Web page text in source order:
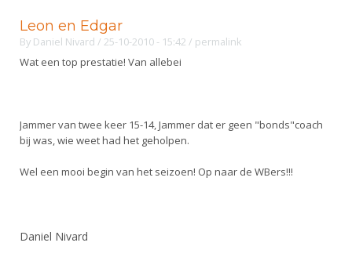
Promotie en logo
Geschiedenis van het schermen
Leon en Edgar
By Daniel Nivard / 25-10-2010 - 15:42 / permalink
Wat een top prestatie! Van allebei
Jammer van twee keer 15-14, Jammer dat er geen "bonds"coach
bij was, wie weet had het geholpen.
Wel een mooi begin van het seizoen! Op naar de WBers!!!
Daniel Nivard